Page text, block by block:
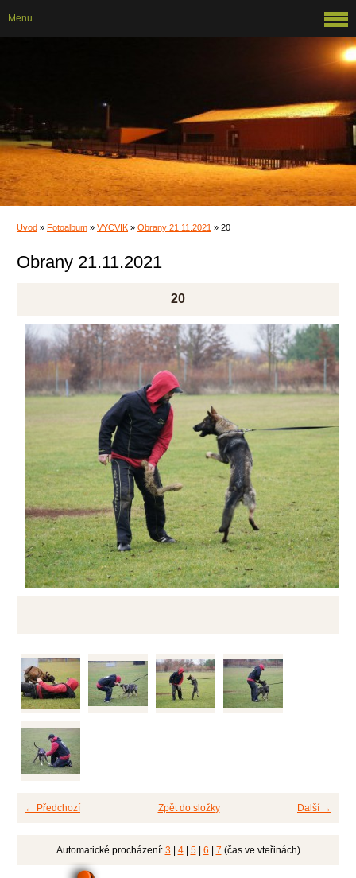
Úvod » Fotoalbum » VÝCVIK » Obrany 21.11.2021 » 20
Obrany 21.11.2021
20
← Předchozí Další →
Zpět do složky
Automatické procházení: 3 | 4| 5| 6 | 7 (čas ve vteřinách)
Menu